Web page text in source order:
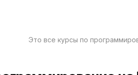
Это все курсы по